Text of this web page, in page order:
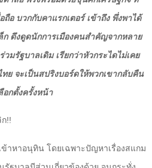
อ บวกกับคาแรกเตอร์ เข้าถึง พึ่งพาได้
ก ดึงดูดนักการเมืองคนสำคัญจากหลาย
มรัฐบาลเดิม เรียกว่าหัวกระไดไม่เคย
ย จะเป็นสปริงบอร์ดให้พวกเขากลับคืน
อกตั้งครั้งหน้า
ก!!
าหาอนุทิน โดยเฉพาะปัญหาเรื่องสแกม